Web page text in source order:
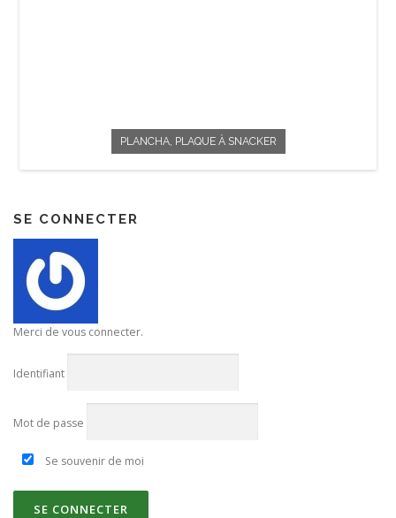
PLANCHA, PLAQUE À SNACKER
SE CONNECTER
Merci de vous connecter.
Identifiant
Mot de passe
Se souvenir de moi